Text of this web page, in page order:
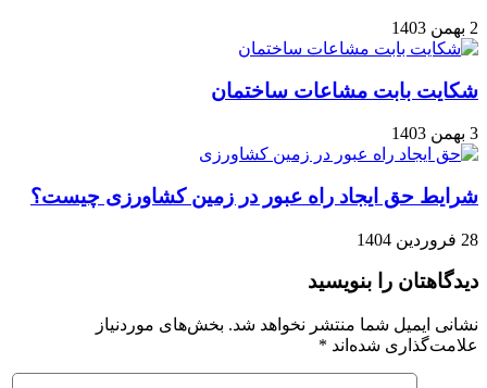
2 بهمن 1403
شکایت بابت مشاعات ساختمان
3 بهمن 1403
شرایط حق ایجاد راه عبور در زمین کشاورزی چیست؟
28 فروردین 1404
دیدگاهتان را بنویسید
نشانی ایمیل شما منتشر نخواهد شد. بخش‌های موردنیاز
علامت‌گذاری شده‌اند *